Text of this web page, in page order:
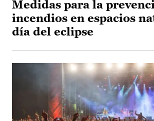
Medidas para la
incendios en espacios
día del eclipse